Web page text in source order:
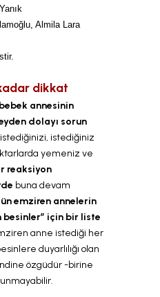
Almila Lara
dikkat
annesinin
dolayı sorun
istediğiniz
yemeniz ve
reaksiyon
buna devam
emziren annelerin
besinler” için bir liste
anne istediği her
duyarlılığı olan
özgüdür -birine